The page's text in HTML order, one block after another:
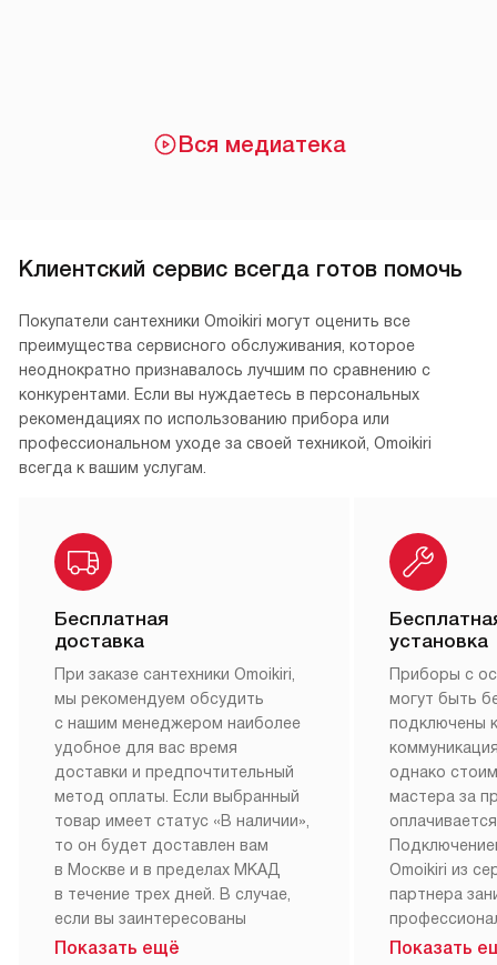
Вся медиатека
Клиентский сервис всегда готов помочь
Покупатели сантехники Omoikiri могут оценить все
преимущества сервисного обслуживания, которое
неоднократно признавалось лучшим по сравнению с
конкурентами. Если вы нуждаетесь в персональных
рекомендациях по использованию прибора или
профессиональном уходе за своей техникой, Omoikiri
всегда к вашим услугам.
Бесплатная
доставка
При заказе сантехники Omoikiri,
мы рекомендуем обсудить
с нашим менеджером наиболее
удобное для вас время
доставки и предпочтительный
метод оплаты. Если выбранный
товар имеет статус «В наличии»,
то он будет доставлен вам
в Москве и в пределах МКАД
в течение трех дней. В случае,
если вы заинтересованы
в товаре, который доступен
Показать ещё
установка
Приборы с
могут быть
подключены
однако
мастера за
Omoikiri из
партнера
Наш сервис
Показать